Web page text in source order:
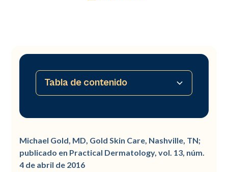
Michael Gold, MD, Gold Skin Care, Nashville, TN;
publicado en Practical Dermatology, vol. 13, núm.
4 de abril de 2016
Tabla de contenido